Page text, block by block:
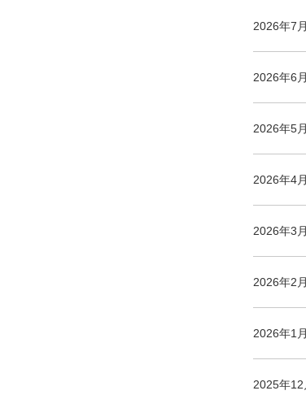
2026年7月
2026年6月
2026年5月
2026年4月
2026年3月
2026年2月
2026年1月
2025年12